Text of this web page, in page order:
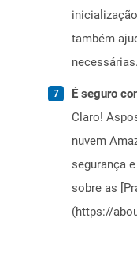
também
necessárias.
É seguro
Claro!
nuvem
segurança
sobre as
(https://